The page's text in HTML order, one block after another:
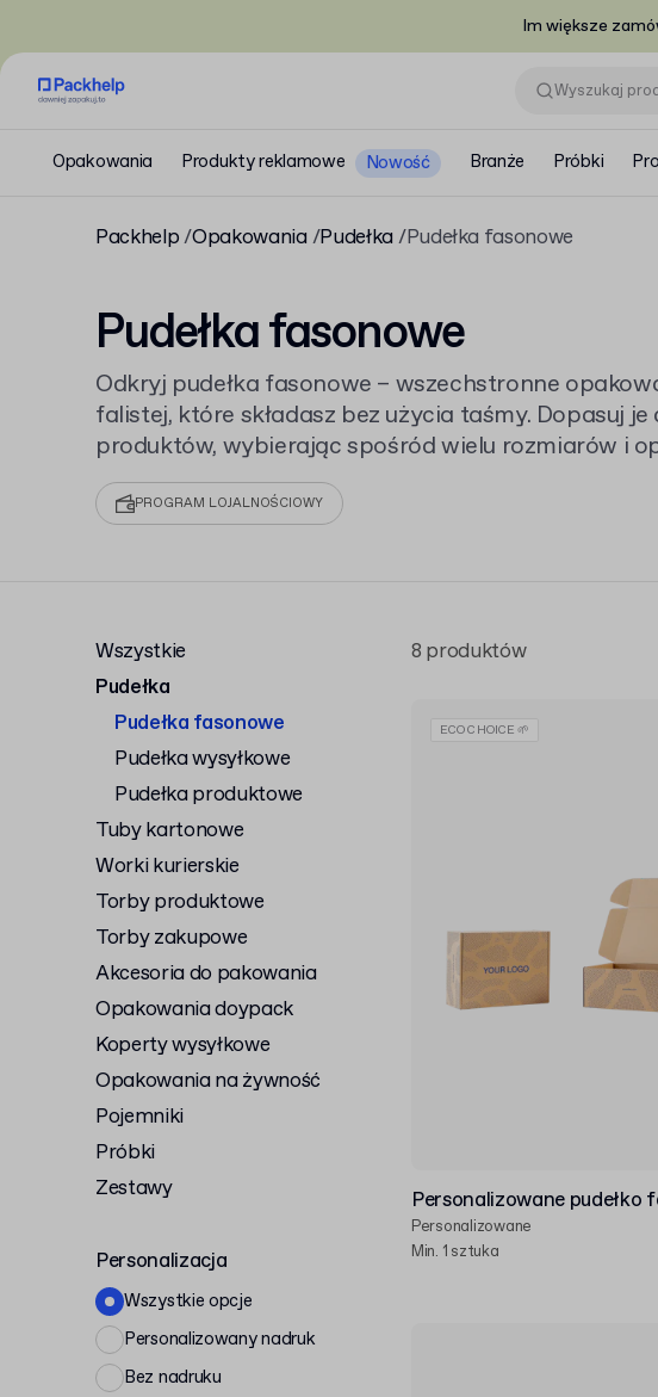
Im większe
Opakowania Produkty reklamowe Nowość Branże Próbki
Packhelp Opakowania Pudełka Pudełka fasonowe
Pudełka fasonowe
Odkryj pudełka fasonowe – wszechstronne
falistej, które składasz bez użycia taśmy. Dopasuj je
produktów, wybierając spośród wielu rozmiarów i
Zobacz, jakiepudełka kartonowe
pudełka fasonowe z nadrukiem
PROGRAM LOJALNOŚCIOWY
Wszystkie
Pudełka
Pudełka fasonowe
Pudełka wysyłkowe
Pudełka produktowe
Tuby kartonowe
Worki kurierskie
Torby produktowe
Torby zakupowe
Akcesoria do pakowania
Opakowania doypack
Koperty wysyłkowe
Opakowania na żywność
Pojemniki
Próbki
Zestawy
Personalizacja
Wszystkie opcje
Personalizowany nadruk
Bez nadruku
8 produktów
Personalizowane pudełko
Personalizowane
Min. 1 sztuka
ECO CHOICE 🌱